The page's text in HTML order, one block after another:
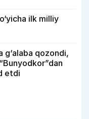
ilk milliy
g‘alaba qozondi,
etdi